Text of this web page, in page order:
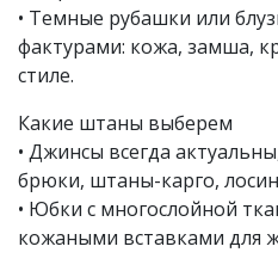
• Темные рубашки или
фактурами: кожа, замша,
стиле.
Какие штаны выберем
• Джинсы всегда
брюки, штаны-карго,
• Юбки с многослойной
кожаными вставками для